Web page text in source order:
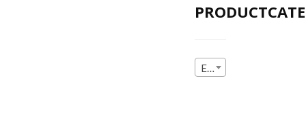
Een categorie selecteren